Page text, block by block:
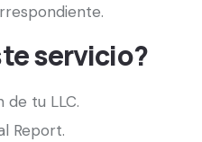
servicio?
de tu LLC.
Report.